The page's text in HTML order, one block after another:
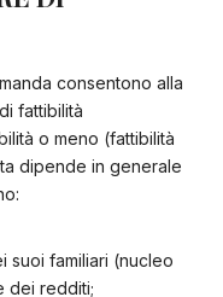
consentono alla
fattibilità
o meno (fattibilità
dipende in generale
suoi familiari (nucleo
dei redditi;